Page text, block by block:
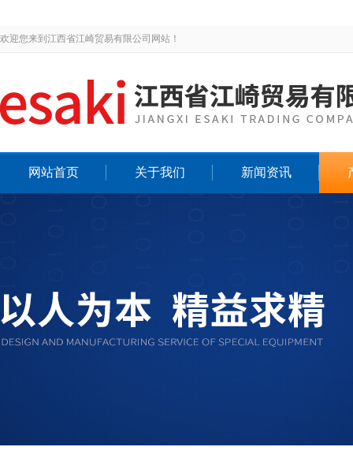
欢迎您来到江西省江崎贸易有限公司网站！
网站首页 关于我们 新闻资讯